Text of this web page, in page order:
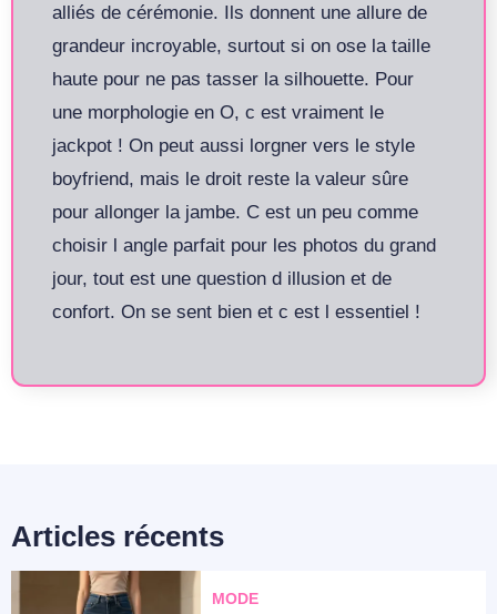
alliés de cérémonie. Ils donnent une allure de
grandeur incroyable, surtout si on ose la taille
haute pour ne pas tasser la silhouette. Pour
une morphologie en O, c est vraiment le
jackpot ! On peut aussi lorgner vers le style
boyfriend, mais le droit reste la valeur sûre
pour allonger la jambe. C est un peu comme
choisir l angle parfait pour les photos du grand
jour, tout est une question d illusion et de
confort. On se sent bien et c est l essentiel !
Articles récents
MODE